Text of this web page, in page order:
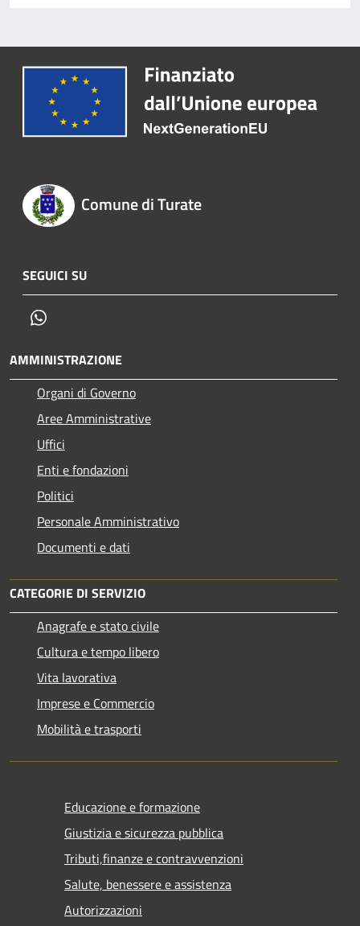
Comune di Turate
SEGUICI SU
AMMINISTRAZIONE
Organi di Governo
Aree Amministrative
Uffici
Enti e fondazioni
Politici
Personale Amministrativo
Documenti e dati
CATEGORIE DI SERVIZIO
Anagrafe e stato civile
Cultura e tempo libero
Vita lavorativa
Imprese e Commercio
Mobilità e trasporti
Educazione e formazione
Giustizia e sicurezza pubblica
Tributi,finanze e contravvenzioni
Salute, benessere e assistenza
Autorizzazioni